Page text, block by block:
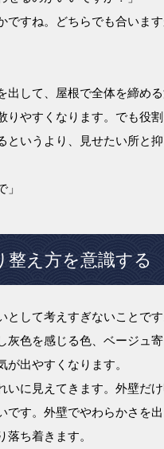
ですね。どちらでも合いま
して、屋根で全体を締め
やすくなります。でも役
いうより、見せたい所と
え方を意識する
して考えすぎないことで
色を感じる色、ベージュ
出やすくなります。
に見えてきます。外壁だ
す。外壁でやわらかさを
ち着きます。